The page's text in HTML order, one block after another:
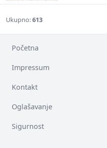
Ukupno:613
Početna
Impressum
Kontakt
Oglašavanje
Sigurnost